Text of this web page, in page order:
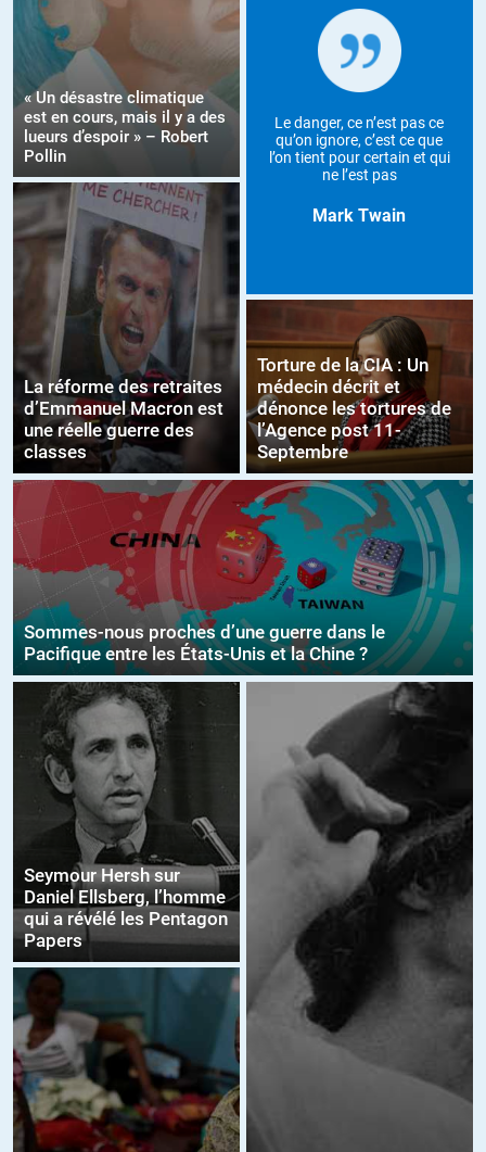
« Un désastre climatique
est en cours, mais il y a des
lueurs d’espoir » – Robert
Pollin
La réforme des retraites
d’Emmanuel Macron est
une réelle guerre des
classes
Le danger, ce n’est pas ce
qu’on ignore, c’est ce que
l’on tient pour certain et qui
ne l’est pas
Mark Twain
Torture de la CIA : Un
médecin décrit et
dénonce les tortures de
l’Agence post 11-
Septembre
Sommes-nous proches d’une guerre dans le
Pacifique entre les États-Unis et la Chine ?
Seymour Hersh sur
Daniel Ellsberg, l’homme
qui a révélé les Pentagon
Papers